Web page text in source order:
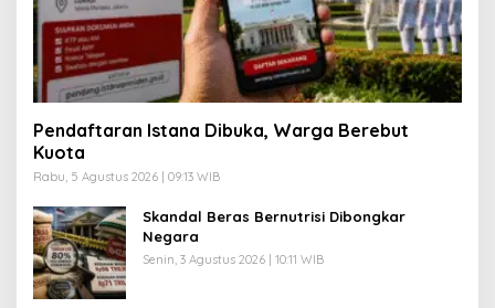
Pendaftaran Istana Dibuka, Warga Berebut
Kuota
Rabu, 5 Agustus 2026 | 09:13 WIB
Skandal Beras Bernutrisi Dibongkar
Negara
Senin, 3 Agustus 2026 | 10:11 WIB